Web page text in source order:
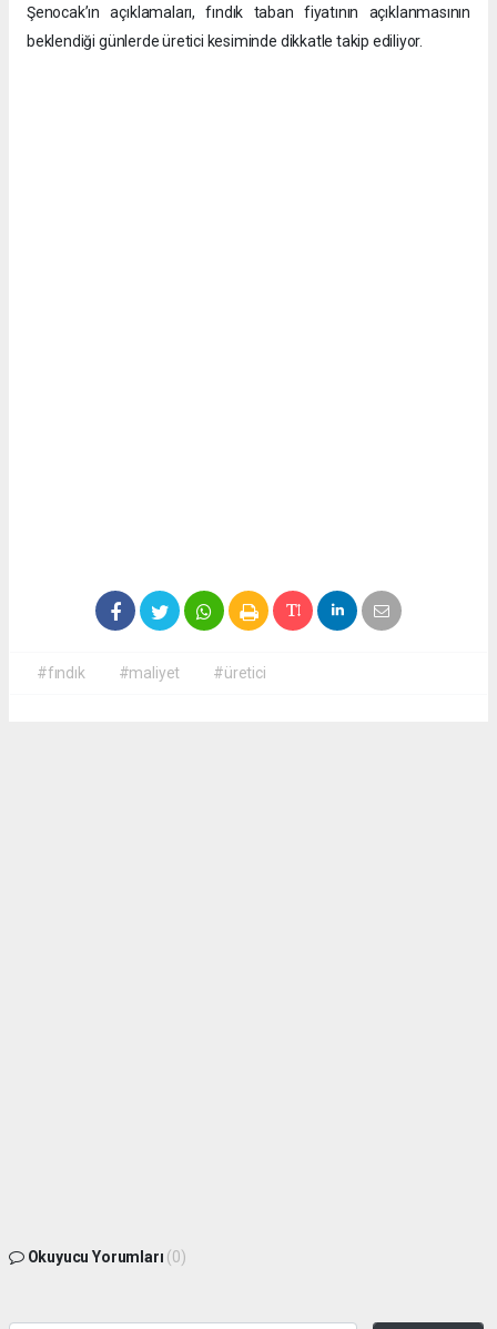
Şenocak’ın açıklamaları, fındık taban fiyatının açıklanmasının
beklendiği günlerde üretici kesiminde dikkatle takip ediliyor.
#fındık #maliyet #üretici
Okuyucu Yorumları (0)